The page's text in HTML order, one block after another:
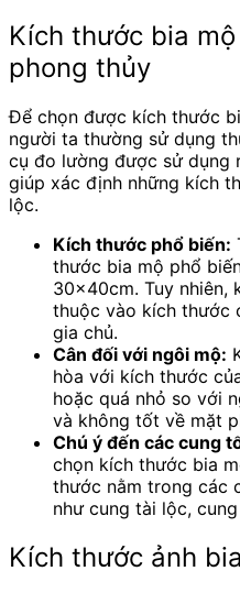
Kích thước bia
phong thủy
Để chọn được kích thước
người ta thường sử dụng
cụ đo lường được sử dụng
giúp xác định những kích
lộc.
Kích thước phổ biến:
thước bia mộ phổ
30x40cm. Tuy nhiên,
thuộc vào kích thước
gia chủ.
Cân đối với ngôi mộ:
hòa với kích thước
hoặc quá nhỏ so với
và không tốt về mặt
Chú ý đến các cung
chọn kích thước bia
thước nằm trong các
như cung tài lộc,
Kích thước ảnh